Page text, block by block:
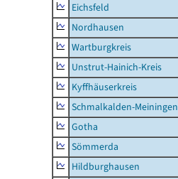
Eichsfeld
Nordhausen
Wartburgkreis
Unstrut-Hainich-Kreis
Kyffhäuserkreis
Schmalkalden-Meiningen
Gotha
Sömmerda
Hildburghausen